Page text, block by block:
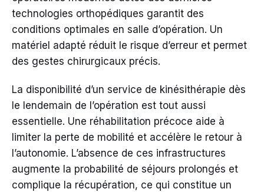
technologies orthopédiques garantit des
conditions optimales en salle d’opération. Un
matériel adapté réduit le risque d’erreur et permet
des gestes chirurgicaux précis.
La disponibilité d’un service de kinésithérapie dès
le lendemain de l’opération est tout aussi
essentielle. Une réhabilitation précoce aide à
limiter la perte de mobilité et accélère le retour à
l’autonomie. L’absence de ces infrastructures
augmente la probabilité de séjours prolongés et
complique la récupération, ce qui constitue un